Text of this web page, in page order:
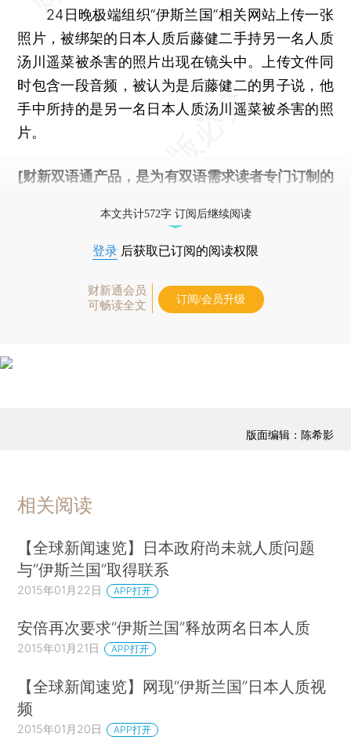
24日晚极端组织“伊斯兰国”相关网站上传一张
照片，被绑架的日本人质后藤健二手持另一名人质
汤川遥菜被杀害的照片出现在镜头中。上传文件同
时包含一段音频，被认为是后藤健二的男子说，他
手中所持的是另一名日本人质汤川遥菜被杀害的照
片。
[财新双语通产品，是为有双语需求读者专门订制的
本文共计572字 订阅后继续阅读
登录 后获取已订阅的阅读权限
财新通会员
可畅读全文
订阅/会员升级
版面编辑：陈希影
相关阅读
【全球新闻速览】日本政府尚未就人质问题
与“伊斯兰国”取得联系
2015年01月22日 APP打开
安倍再次要求“伊斯兰国”释放两名日本人质
2015年01月21日 APP打开
【全球新闻速览】网现“伊斯兰国”日本人质视
频
2015年01月20日 APP打开